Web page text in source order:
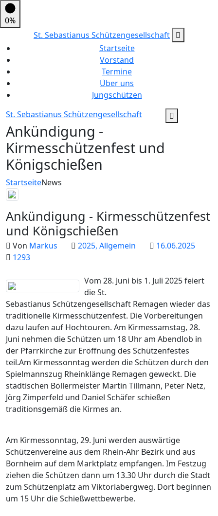
0%
St. Sebastianus Schützengesellschaft
Startseite
Vorstand
Termine
Über uns
Jungschützen
St. Sebastianus Schützengesellschaft
Ankündigung -
Kirmesschützenfest und
Königschießen
StartseiteNews
Ankündigung - Kirmesschützenfest
und Königschießen
Von Markus 2025, Allgemein
16.06.2025
1293
Vom 28. Juni bis 1. Juli 2025 feiert
die St.
Sebastianus Schützengesellschaft Remagen wieder das
traditionelle Kirmesschützenfest. Die Vorbereitungen
dazu laufen auf Hochtouren. Am Kirmessamstag, 28.
Juni nehmen die Schützen um 18 Uhr am Abendlob in
der Pfarrkirche zur Eröffnung des Schützenfestes
teil.Am Kirmessonntag werden die Schützen durch den
Spielmannszug Rheinklänge Remagen geweckt. Die
städtischen Böllermeister Martin Tillmann, Peter Netz,
Jörg Zimperfeld und Daniel Schäfer schießen
traditionsgemäß die Kirmes an.
Am Kirmessonntag, 29. Juni werden auswärtige
Schützenvereine aus dem Rhein-Ahr Bezirk und aus
Bornheim auf dem Marktplatz empfangen. Im Festzug
ziehen die Schützen dann um 13.30 Uhr durch die Stadt
zum Schützenplatz am Viktoriabergweg. Dort beginnen
um 15 Uhr die Schießwettbewerbe.